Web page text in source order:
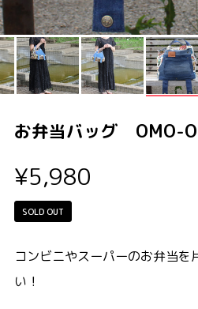
お弁当バッグ OMO-
¥5,980
SOLD OUT
コンビニやスーパーのお弁当を
い！